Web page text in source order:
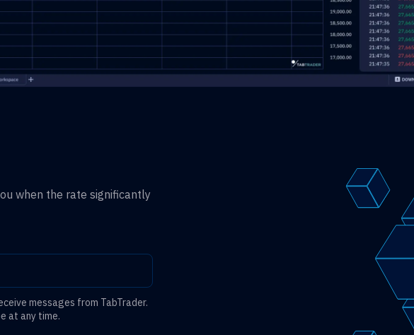
when the rate significantly
messages from TabTrader.
at any time.